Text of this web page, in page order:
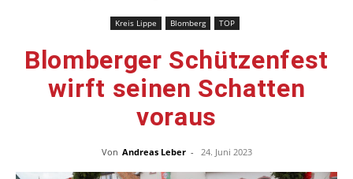
Kreis Lippe Blomberg TOP
Blomberger Schützenfest
wirft seinen Schatten
voraus
Von Andreas Leber - 24. Juni 2023